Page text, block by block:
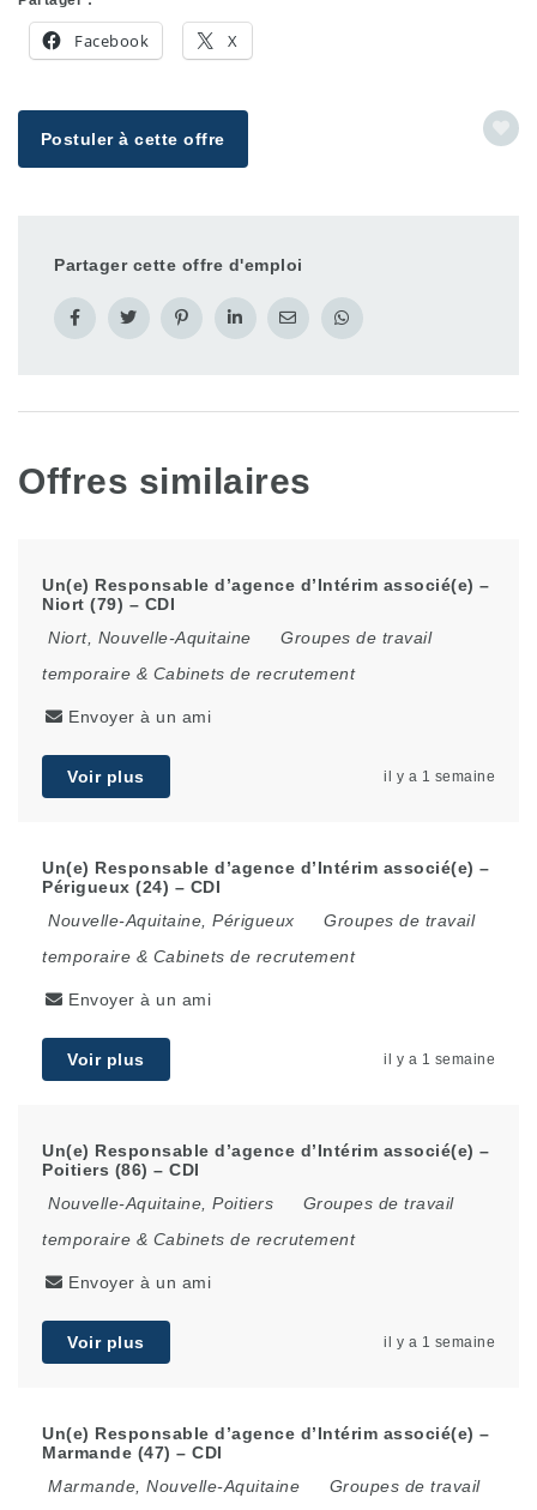
Facebook X
Postuler à cette offre
Partager cette offre d'emploi
Offres similaires
Un(e) Responsable d’agence d’Intérim associé(e) –
Niort (79) – CDI
Niort, Nouvelle-Aquitaine
Groupes de travail
temporaire & Cabinets de recrutement
Envoyer à un ami
Voir plus il y a 1 semaine
Un(e) Responsable d’agence d’Intérim associé(e) –
Périgueux (24) – CDI
Nouvelle-Aquitaine Périgueux
Groupes de travail
temporaire & Cabinets de recrutement
Envoyer à un ami
Voir plus il y a 1 semaine
Un(e) Responsable d’agence d’Intérim associé(e) –
Poitiers (86) – CDI
Nouvelle-Aquitaine Poitiers
Groupes de travail
temporaire & Cabinets de recrutement
Envoyer à un ami
Voir plus il y a 1 semaine
Un(e) Responsable d’agence d’Intérim associé(e) –
Marmande (47) – CDI
Marmande Nouvelle-Aquitaine
Groupes de travail